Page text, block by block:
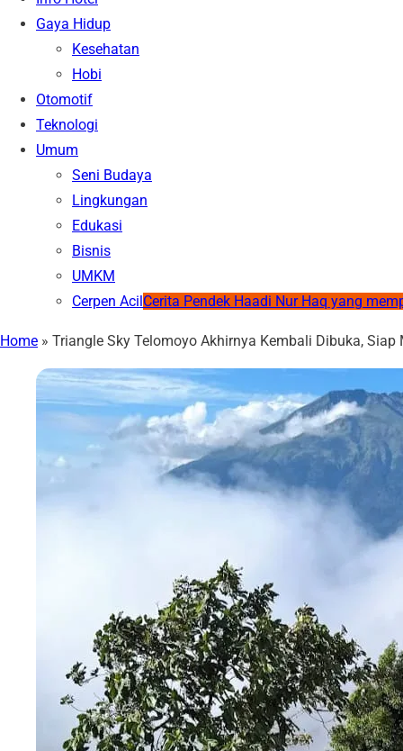
Gaya Hidup
Kesehatan
Hobi
Otomotif
Teknologi
Umum
Seni Budaya
Lingkungan
Edukasi
Bisnis
UMKM
Cerpen AcilCerita Pendek Haadi Nur Haq yang
Home » Triangle Sky Telomoyo Akhirnya Kembali Dibuka,